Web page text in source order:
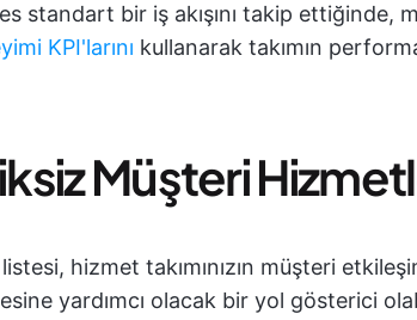
standart bir iş akışını takip ettiğinde,
KPI'larını kullanarak takımın
Müşteri
hizmet takımınızın müşteri
yardımcı olacak bir yol gösterici